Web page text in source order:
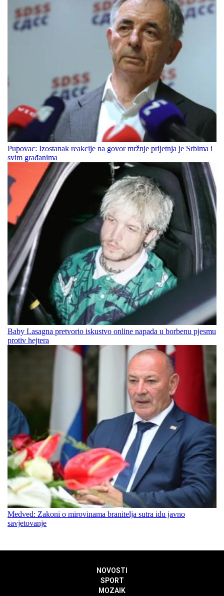
Pupovac: Izostanak reakcije na govor mržnje prijetnja je Srbima i
svim građanima
Baby Lasagna pretvorio iskustvo online napada u borbenu pjesmu
protiv hejtera
Medved: Zakoni o mirovinama branitelja sutra idu javno
savjetovanje
NOVOSTI
SPORT
MOZAIK